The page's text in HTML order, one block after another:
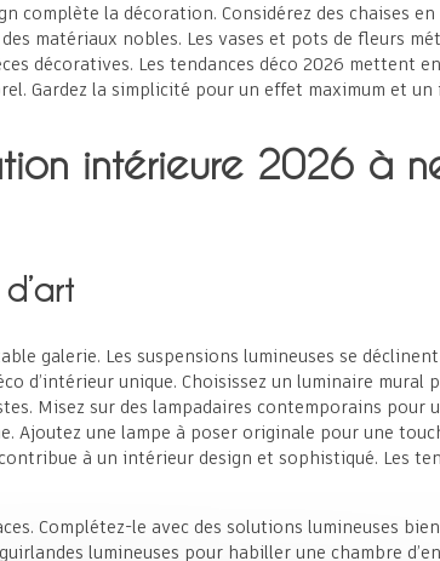
complète la décoration. Considérez des chaises
matériaux nobles. Les vases et pots de fleurs
décoratives. Les tendances déco 2026 mettent
Gardez la simplicité pour un effet maximum et
intérieure 2026 à
galerie. Les suspensions lumineuses se
d’intérieur unique. Choisissez un luminaire mural
Misez sur des lampadaires contemporains pour
Ajoutez une lampe à poser originale pour une
à un intérieur design et sophistiqué. Les
Complétez-le avec des solutions lumineuses
lumineuses pour habiller une chambre